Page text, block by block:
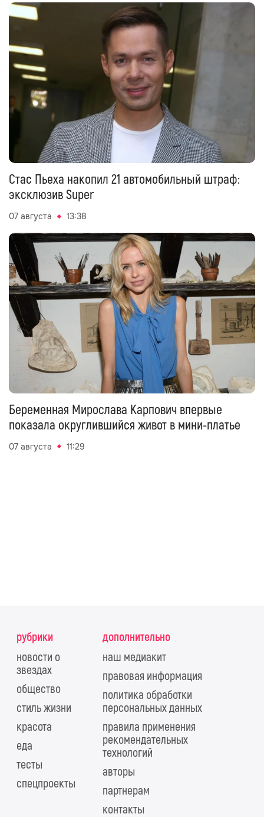
Стас Пьеха накопил 21 автомобильный штраф:
эксклюзив Super
07 августа 13:38
Беременная Мирослава Карпович впервые
показала округлившийся живот в мини-платье
07 августа 11:29
рубрики
новости о
звездах
общество
стиль жизни
красота
еда
тесты
спецпроекты
дополнительно
наш медиакит
правовая информация
политика обработки
персональных данных
правила применения
рекомендательных
технологий
авторы
партнерам
контакты